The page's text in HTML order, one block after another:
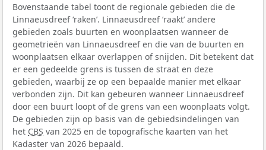
Bovenstaande tabel toont de regionale gebieden die de
Linnaeusdreef ‘raken’. Linnaeusdreef ‘raakt’ andere
gebieden zoals buurten en woonplaatsen wanneer de
geometrieën van Linnaeusdreef en die van de buurten en
woonplaatsen elkaar overlappen of snijden. Dit betekent dat
er een gedeelde grens is tussen de straat en deze
gebieden, waarbij ze op een bepaalde manier met elkaar
verbonden zijn. Dit kan gebeuren wanneer Linnaeusdreef
door een buurt loopt of de grens van een woonplaats volgt.
De gebieden zijn op basis van de gebiedsindelingen van
het CBS van 2025 en de topografische kaarten van het
Kadaster van 2026 bepaald.